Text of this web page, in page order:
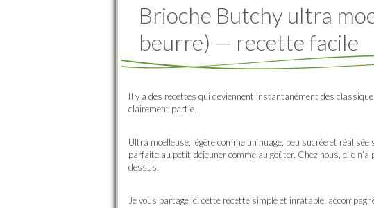
Brioche Butchy ultra
beurre) — recette facile
Il y a des recettes qui deviennent instantanément des
clairement partie.
Ultra moelleuse, légère comme un nuage, peu sucrée et
parfaite au petit-déjeuner comme au goûter. Chez nous, elle
dessus.
Je vous partage ici cette recette simple et inratable,